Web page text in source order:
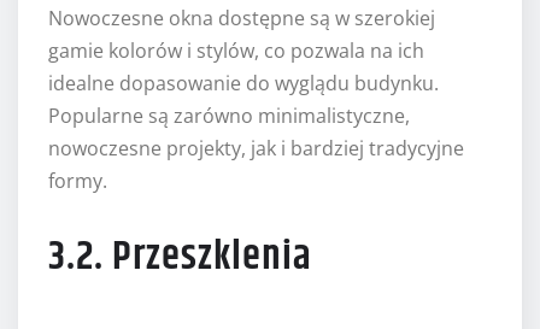
Nowoczesne okna dostępne są w szerokiej
gamie kolorów i stylów, co pozwala na ich
idealne dopasowanie do wyglądu budynku.
Popularne są zarówno minimalistyczne,
nowoczesne projekty, jak i bardziej tradycyjne
formy.
3.2. Przeszklenia